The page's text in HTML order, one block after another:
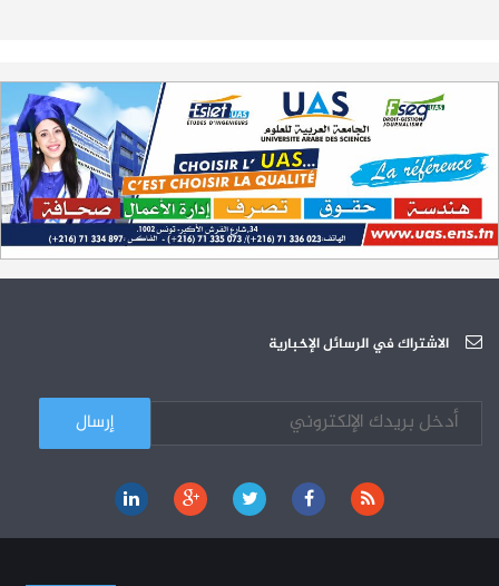
23-06
الترشح لمناظرة الالتحاق بالتكوين في مستوى مؤهل التقني السامي - دورة
سبتمبر 2023
31-12
L'Université Arabe des Sciences : Avis à tous les étudiant(e)s
12-05 200 منحة لطلبة الطب التونسيين في جامعة هارفارد ‏الأمريكية‏
26-10 الجامعة العربية للعلوم تونس (U.A.S) : عرض لآخر إصدارات دار اليمامة
03-10 الجامعة العربية للعلوم : دورة تكوينية
الاشتراك في الرسائل الإخبارية